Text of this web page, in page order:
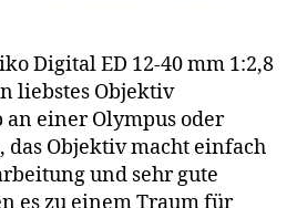
Digital ED 12-40 mm 1:2,8
liebstes Objektiv
an einer Olympus oder
das Objektiv macht einfach
und sehr gute